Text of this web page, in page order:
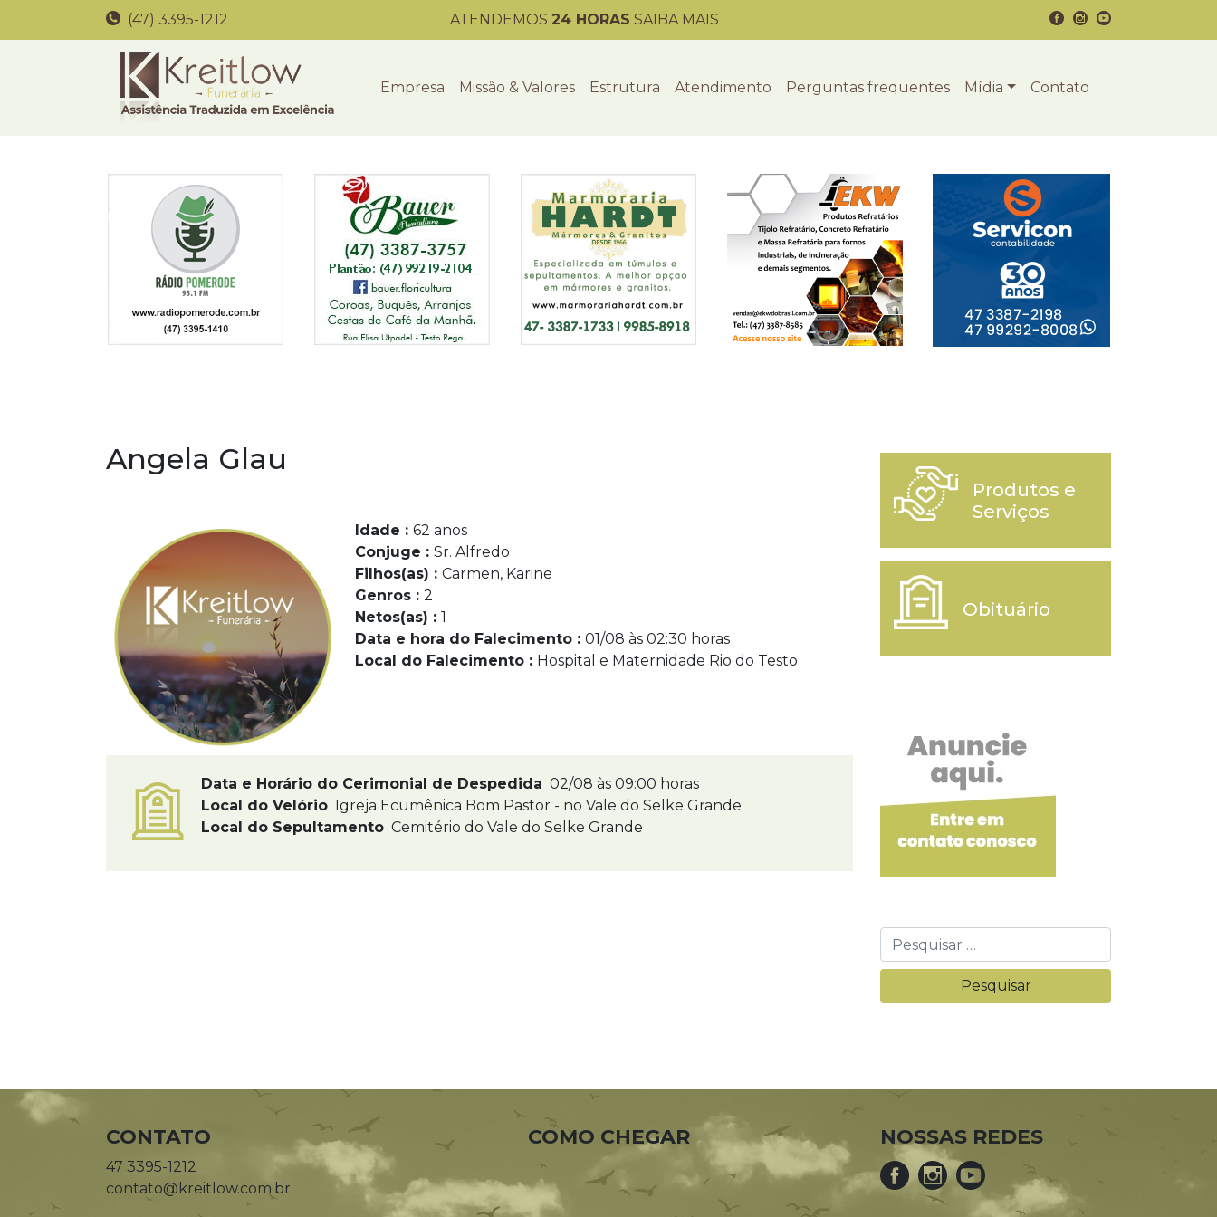
(47) 3395-1212 ATENDEMOS 24 HORAS SAIBA MAIS
Empresa Missão & Valores Estrutura Atendimento Perguntas frequentes Mídia Contato
Angela Glau
Idade : 62 anos
Conjuge : Sr. Alfredo
Filhos(as) : Carmen, Karine
Genros : 2
Netos(as) : 1
Data e hora do Falecimento : 01/08 às 02:30 horas
Local do Falecimento : Hospital e Maternidade Rio do Testo
Data e Horário do Cerimonial de Despedida 02/08 às 09:00 horas
Local do Velório Igreja Ecumênica Bom Pastor - no Vale do Selke Grande
Local do Sepultamento Cemitério do Vale do Selke Grande
Produtos e
Serviços
Obituário
CONTATO
47 3395-1212
contato@kreitlow.com.br
COMO CHEGAR NOSSAS REDES